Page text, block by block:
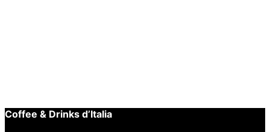
Coffee & Drinks d’Italia